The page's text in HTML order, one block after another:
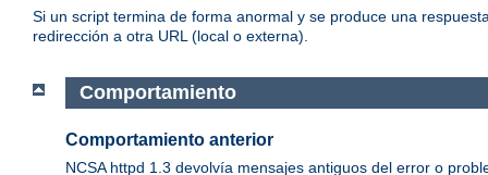
Si un script termina de forma anormal y se produce una
redirección a otra URL (local o externa).
Comportamiento
Comportamiento anterior
NCSA httpd 1.3 devolvía mensajes antiguos del error o